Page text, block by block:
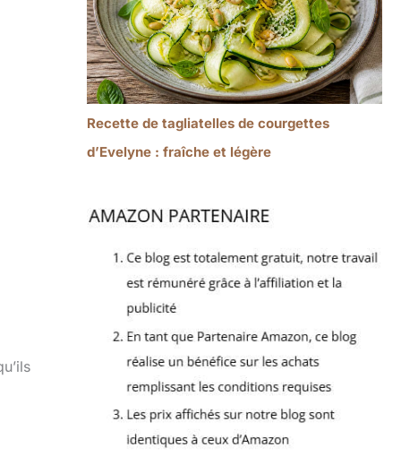
Recette de tagliatelles de courgettes
d’Evelyne : fraîche et légère